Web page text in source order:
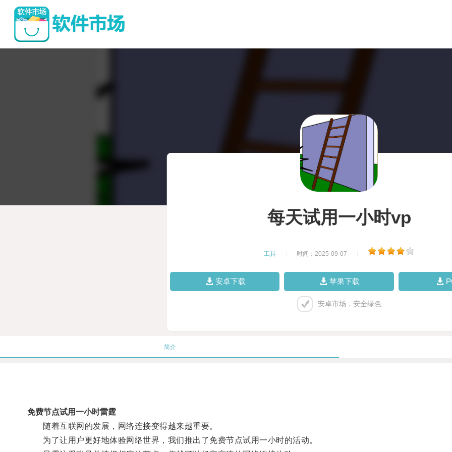
每天试用一小时vp
工具 时间：2025-09-07
安卓下载 苹果下载
安卓市场，安全绿色
简介
免费节点试用一小时雷霆
随着互联网的发展，网络连接变得越来越重要。
为了让用户更好地体验网络世界，我们推出了免费节点试用一小时的活动。